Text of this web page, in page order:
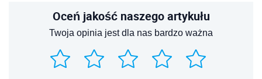
Oceń jakość naszego artykułu
Twoja opinia jest dla nas bardzo ważna